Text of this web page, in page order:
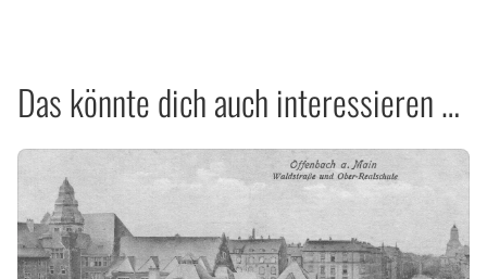
Das könnte dich auch interessieren …